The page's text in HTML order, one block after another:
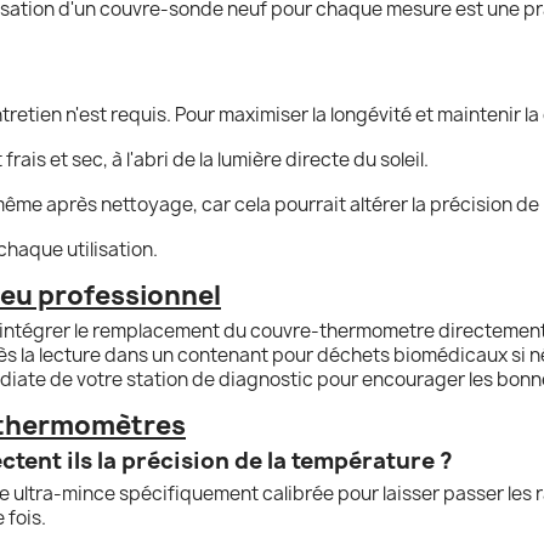
d'un couvre-sonde neuf pour chaque mesure est une
n'est requis. Pour maximiser la longévité et maintenir
et sec, à l'abri de la lumière directe du soleil.
après nettoyage, car cela pourrait altérer la précision
utilisation.
professionnel
le remplacement du couvre-thermometre
la lecture dans un contenant pour déchets biomédicaux si
de votre station de diagnostic pour encourager les
ils la précision de la température ?
ultra-mince spécifiquement calibrée pour laisser passer
fois.